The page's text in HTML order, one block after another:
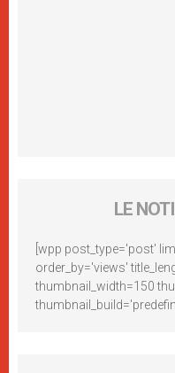
LE
[wpp post_type='post'
order_by='views'
thumbnail_width=150